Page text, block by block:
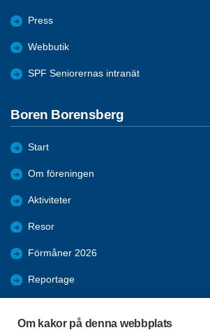
Om kakor på denna webbplats
Press
Webbutik
SPF Seniorernas intranät
Boren Borensberg
Start
Om föreningen
Aktiviteter
Resor
Förmåner 2026
Reportage